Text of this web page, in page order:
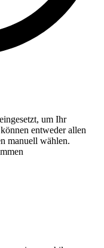
um Ihr
entweder allen
manuell wählen.